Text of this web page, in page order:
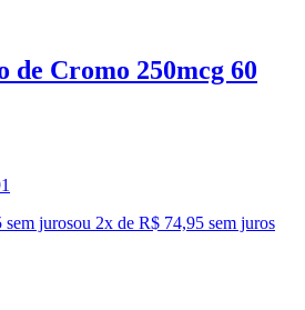
Cromo 250mcg 60
sem jurosou 2x de R$ 74,95 sem juros